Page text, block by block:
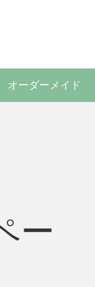
オーダーメイド
ー